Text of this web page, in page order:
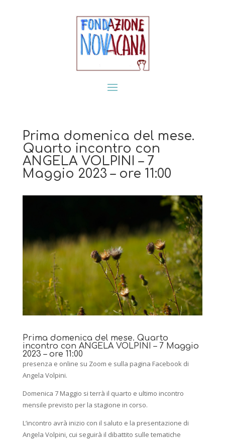
Prima domenica del mese.
Quarto incontro con
ANGELA VOLPINI – 7
Maggio 2023 – ore 11:00
Prima domenica del mese. Quarto
incontro con ANGELA VOLPINI – 7 Maggio
2023 – ore 11:00
presenza e online su Zoom e sulla pagina Facebook di
Angela Volpini.
Domenica 7 Maggio si terrà il quarto e ultimo incontro
mensile previsto per la stagione in corso.
L’incontro avrà inizio con il saluto e la presentazione di
Angela Volpini, cui seguirà il dibattito sulle tematiche